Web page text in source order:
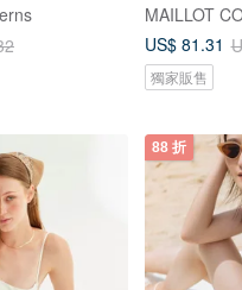
MAILLOT
US$ 81.31
獨家販售
88 折